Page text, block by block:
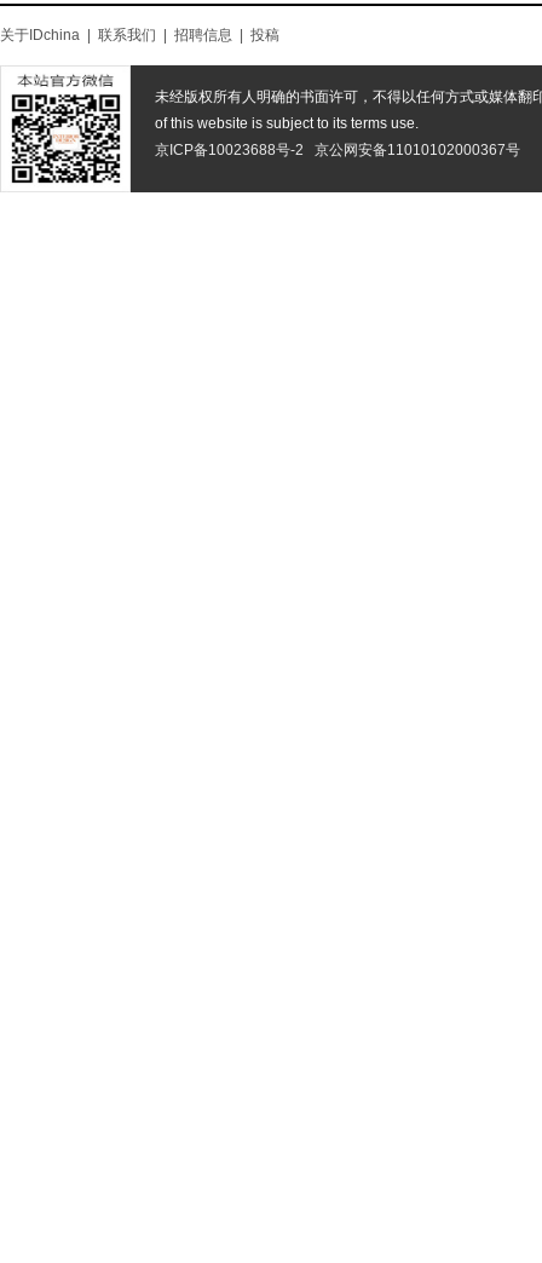
关于IDchina 联系我们 招聘信息 投稿
未经版权所有人明确的书面许可，不得以任何方式或媒体翻
of this website is subject to its terms use.
京ICP备10023688号-2
京公网安备11010102000367号